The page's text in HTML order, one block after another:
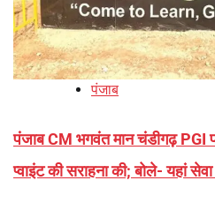
पंजाब
पंजाब CM भगवंत मान चंडीगढ़
प्वाइंट की सराहना की; बोले- यहां